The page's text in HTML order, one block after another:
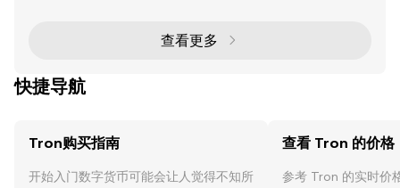
业，还为现代数字大片奠定了基础。 TRON 视觉特效
背后的挑战 创造 TRON 标志性的视觉效果绝非易事。
查看更多
快捷导航
Tron购买指南
开始入门数字货币可能会让人觉得不知所
查看 Tron 的价格
参考 Tron 的实时价